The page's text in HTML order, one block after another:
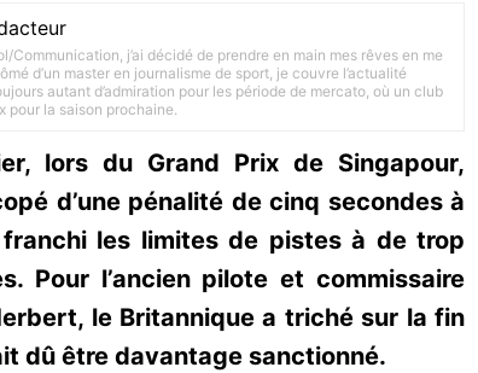
Communication, j’ai décidé de prendre en main mes rêves en me
d’un master en journalisme de sport, je couvre l’actualité
autant d’admiration pour les période de mercato, où un club
pour la saison prochaine.
lors du Grand Prix de Singapour,
d’une pénalité de cinq secondes à
franchi les limites de pistes à de trop
Pour l’ancien pilote et commissaire
le Britannique a triché sur la fin
dû être davantage sanctionné.